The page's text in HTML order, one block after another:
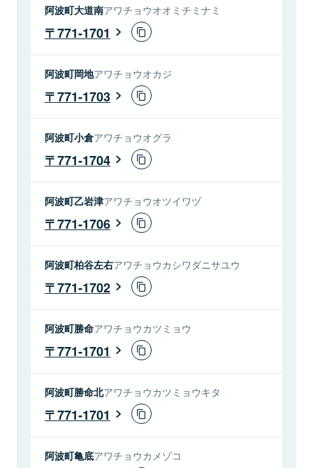
阿波町大道南アワチョウオオミチミナミ
771-1701
阿波町岡地アワチョウオカジ
771-1703
阿波町小倉アワチョウオグラ
771-1704
阿波町乙岩津アワチョウオツイワヅ
771-1706
阿波町柏谷左右アワチョウカシワダニサユウ
771-1702
阿波町勝命アワチョウカツミョウ
771-1701
阿波町勝命北アワチョウカツミョウキタ
771-1701
阿波町亀底アワチョウカメゾコ